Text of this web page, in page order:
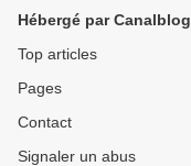
Hébergé par Canalblog
Top articles
Pages
Contact
Signaler un abus